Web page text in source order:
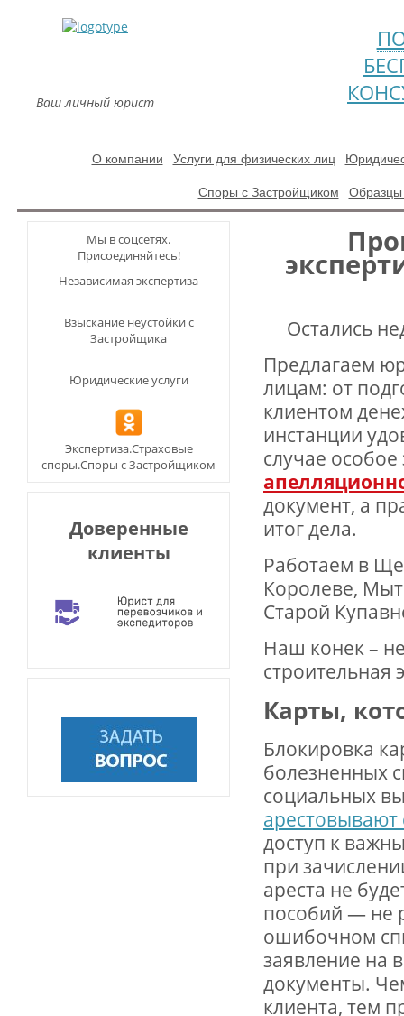
Ваш личный юрист
О компании Услуги для физических лиц
Споры с Застройщиком Образцы
Мы в соцсетях.
Присоединяйтесь!
Независимая экспертиза
Взыскание неустойки с
Застройщика
Юридические услуги
Экспертиза.Страховые
споры.Споры с Застройщиком
Доверенные
клиенты
Остались
Предлагаем
лицам: от
клиентом
инстанции
случае
документ, а
итог дела.
Работаем в
Королеве,
Старой
Наш конек –
строительная
Карты,
Блокировка
болезненных
социальных
доступ к
при
ареста не
пособий — не
ошибочном
заявление на
документы.
клиента, тем